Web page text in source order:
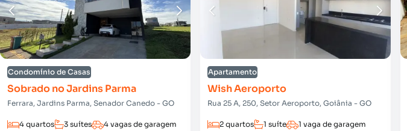
Condomínio de Casas
Sobrado no Jardins Parma
Ferrara, Jardins Parma, Senador Canedo - GO
4 quartos 3 suítes
4 vagas de garagem
Apartamento
Wish Aeroporto
Rua 25 A, 250, Setor Aeroporto, Goiânia - GO
2 quartos 1 suíte
1 vaga de garagem